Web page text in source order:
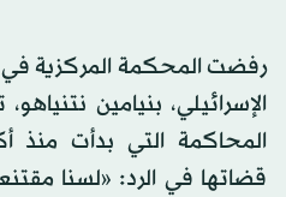
رفضت المحكمة المركزية
الإسرائيلي، بنيامين
قضاتها في الرد: «لسنا